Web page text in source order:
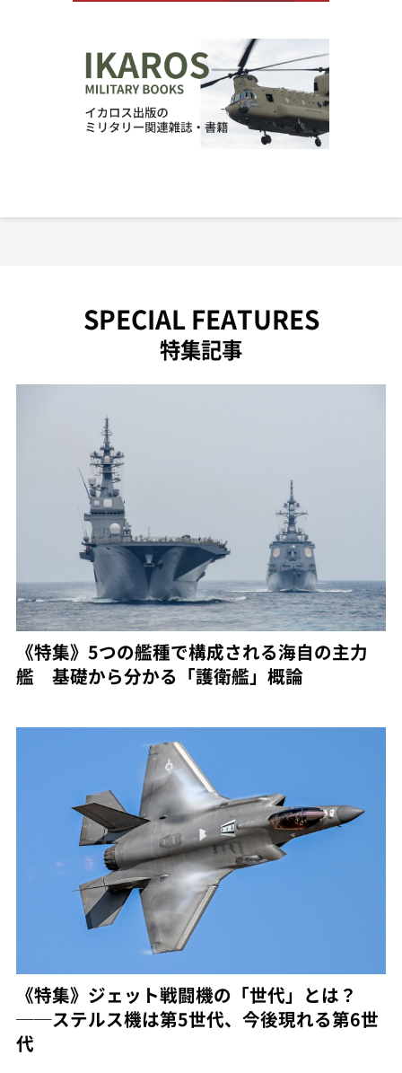
SPECIAL FEATURES
特集記事
《特集》5つの艦種で構成される海自の主力
艦 基礎から分かる「護衛艦」概論
《特集》ジェット戦闘機の「世代」とは？
──ステルス機は第5世代、今後現れる第6世
代